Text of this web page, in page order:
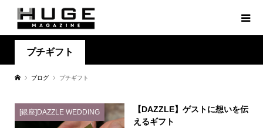
プチギフト
ブログ プチギフト
[銀座]DAZZLE WEDDING
【DAZZLE】ゲストに想いを伝
えるギフト